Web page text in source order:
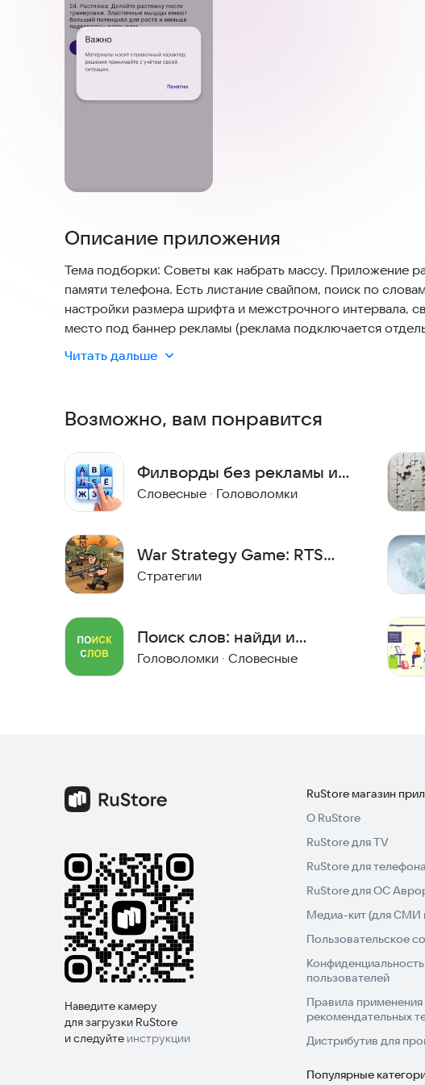
Описание приложения
Тема подборки: Советы как набрать массу. Приложение
памяти телефона. Есть листание свайпом, поиск по
настройки размера шрифта и межстрочного интервала,
место под баннер рекламы (реклама подключается
напоминание (можно отключить в настройках).
специалистом.
Материалы носят справочный и развлекательный
духовные темы не заменяют очную консультацию
Читать дальше
Возможно, вам понравится
Филворды без рекламы и
интернета — FinderWords
Словесные · Головоломки
War Strategy Game: RTS
WW2
Стратегии
Поиск слов: найди и
услышь определение.
Головоломки · Словесные
Наведите камеру
для загрузки RuStore
и следуйте инструкции
RuStore магазин
О RuStore
RuStore для TV
RuStore для телефона
RuStore для ОС
Медиа-кит (для СМИ
Пользовательское
пользователей
Правила применения
рекомендательных
Дистрибутив для
Популярные